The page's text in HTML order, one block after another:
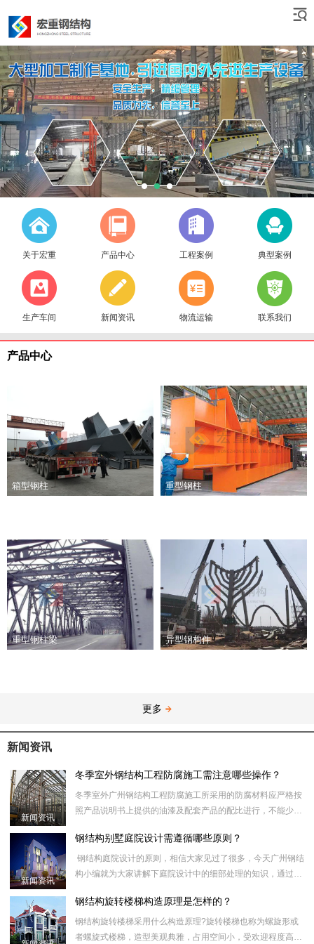
关于宏重 产品中心 工程案例 典型案例
生产车间 新闻资讯 物流运输 联系我们
产品中心
箱型钢柱 重型钢柱
重型钢柱梁 异型钢构件
更多
新闻资讯
新闻资讯
冬季室外钢结构工程防腐施工需注意哪些操作？
冬季室外广州钢结构工程防腐施工所采用的防腐材料应严格按
照产品说明书上提供的油漆及配套产品的配比进行，不能少加
时，应搅拌均匀
新闻资讯
钢结构别墅庭院设计需遵循哪些原则？
钢结构庭院设计的原则，相信大家见过了很多，今天广州钢结
构小编就为大家讲解下庭院设计中的细部处理的知识，通过这
经
钢结构旋转楼梯构造原理是怎样的？
钢结构旋转楼梯采用什么构造原理?旋转楼梯也称为螺旋形或
者螺旋式楼梯，造型美观典雅，占用空间小，受欢迎程度高。